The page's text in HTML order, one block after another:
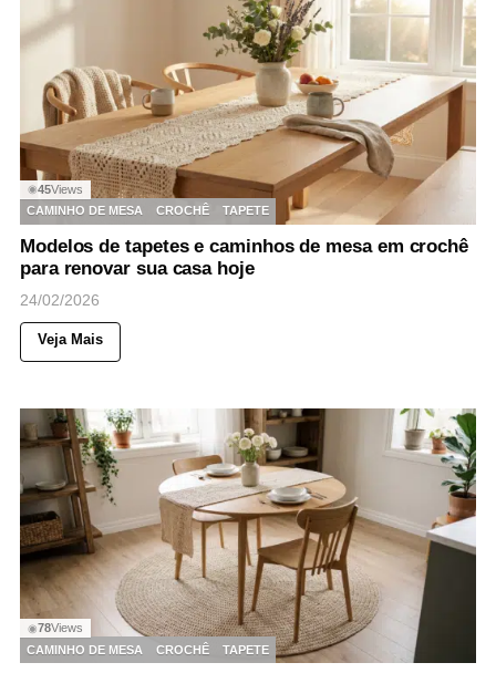
◉45Views
CAMINHO DE MESA
CROCHÊ TAPETE
Modelos de tapetes e caminhos de mesa em crochê
para renovar sua casa hoje
24/02/2026
Veja Mais
◉78Views
CAMINHO DE MESA
CROCHÊ TAPETE